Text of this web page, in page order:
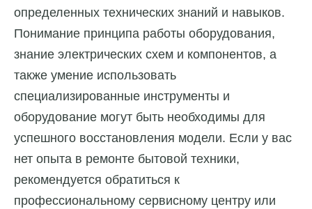
определенных технических знаний и навыков.
Понимание принципа работы оборудования,
знание электрических схем и компонентов, а
также умение использовать
специализированные инструменты и
оборудование могут быть необходимы для
успешного восстановления модели. Если у вас
нет опыта в ремонте бытовой техники,
рекомендуется обратиться к
профессиональному сервисному центру или